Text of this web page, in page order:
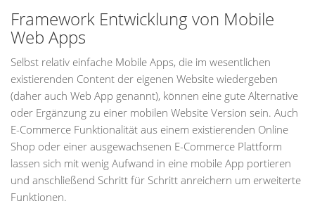
Framework Entwicklung von Mobile
Web Apps
Selbst relativ einfache Mobile Apps, die im wesentlichen
existierenden Content der eigenen Website wiedergeben
(daher auch Web App genannt), können eine gute Alternative
oder Ergänzung zu einer mobilen Website Version sein. Auch
E-Commerce Funktionalität aus einem existierenden Online
Shop oder einer ausgewachsenen E-Commerce Plattform
lassen sich mit wenig Aufwand in eine mobile App portieren
und anschließend Schritt für Schritt anreichern um erweiterte
Funktionen.